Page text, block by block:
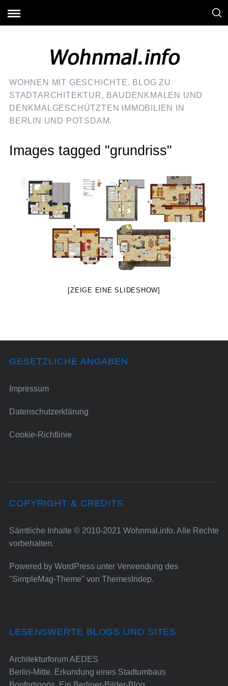
WOHNEN MIT GESCHICHTE. BLOG ZU
STADTARCHITEKTUR, BAUDENKMALEN UND
DENKMALGESCHÜTZTEN IMMOBILIEN IN
BERLIN UND POTSDAM.
Images tagged "grundriss"
[ZEIGE EINE SLIDESHOW]
GESETZLICHE ANGABEN
Impressum
Datenschutzerklärung
Cookie-Richtlinie
COPYRIGHT & CREDITS
Sämtliche Inhalte © 2010-2021 Wohnmal.info. Alle Rechte
vorbehalten.
Powered by WordPressunter Verwendung des
"SimpleMag-Theme" von ThemesIndep.
LESENSWERTE BLOGS UND SITES
Architekturforum AEDES
Berlin-Mitte. Erkundung eines Stadtumbaus